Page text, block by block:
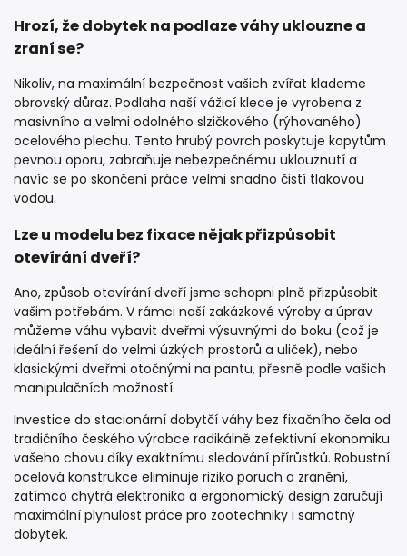
Hrozí, že dobytek na podlaze váhy uklouzne a
zraní se?
Nikoliv, na maximální bezpečnost vašich zvířat klademe
obrovský důraz. Podlaha naší vážicí klece je vyrobena z
masivního a velmi odolného slzičkového (rýhovaného)
ocelového plechu. Tento hrubý povrch poskytuje kopytům
pevnou oporu, zabraňuje nebezpečnému uklouznutí a
navíc se po skončení práce velmi snadno čistí tlakovou
vodou.
Lze u modelu bez fixace nějak přizpůsobit
otevírání dveří?
Ano, způsob otevírání dveří jsme schopni plně přizpůsobit
vašim potřebám. V rámci naší zakázkové výroby a úprav
můžeme váhu vybavit dveřmi výsuvnými do boku (což je
ideální řešení do velmi úzkých prostorů a uliček), nebo
klasickými dveřmi otočnými na pantu, přesně podle vašich
manipulačních možností.
Investice do stacionární dobytčí váhy bez fixačního čela od
tradičního českého výrobce radikálně zefektivní ekonomiku
vašeho chovu díky exaktnímu sledování přírůstků. Robustní
ocelová konstrukce eliminuje riziko poruch a zranění,
zatímco chytrá elektronika a ergonomický design zaručují
maximální plynulost práce pro zootechniky i samotný
dobytek.